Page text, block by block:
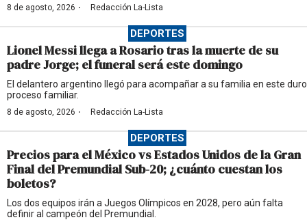
8 de agosto, 2026 · Redacción La-Lista
DEPORTES
Lionel Messi llega a Rosario tras la muerte de su
padre Jorge; el funeral será este domingo
El delantero argentino llegó para acompañar a su familia en este duro
proceso familiar.
8 de agosto, 2026 · Redacción La-Lista
DEPORTES
Precios para el México vs Estados Unidos de la Gran
Final del Premundial Sub-20; ¿cuánto cuestan los
boletos?
Los dos equipos irán a Juegos Olímpicos en 2028, pero aún falta
definir al campeón del Premundial.